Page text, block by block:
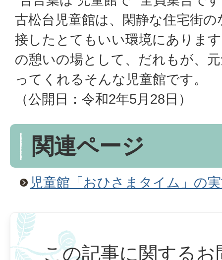
古松台児童館は、閑静な住宅街
接したとてもいい環境にありま
の憩いの場として、だれもが、
ってくれるそんな児童館です。
（公開日：令和2年5月28日）
関連ページ
児童館「おひさまタイム」の
この記事に関するお